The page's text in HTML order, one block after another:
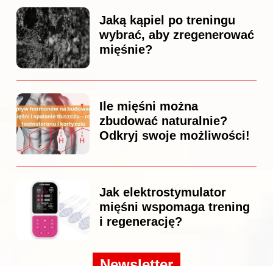
Jaką kąpiel po treningu
wybrać, aby zregenerować
mięśnie?
Ile mięśni można
zbudować naturalnie?
Odkryj swoje możliwości!
Jak elektrostymulator
mięśni wspomaga trening
i regenerację?